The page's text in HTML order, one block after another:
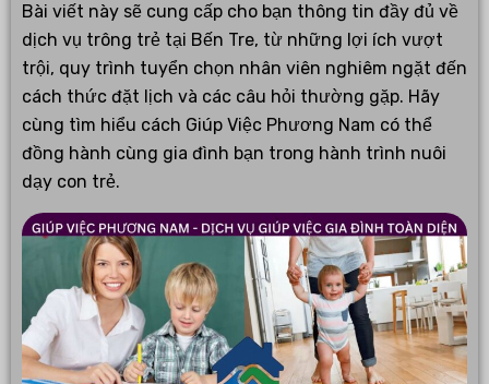
Bài viết này sẽ cung cấp cho bạn thông tin đầy đủ về
dịch vụ trông trẻ tại Bến Tre, từ những lợi ích vượt
trội, quy trình tuyển chọn nhân viên nghiêm ngặt đến
cách thức đặt lịch và các câu hỏi thường gặp. Hãy
cùng tìm hiểu cách Giúp Việc Phương Nam có thể
đồng hành cùng gia đình bạn trong hành trình nuôi
dạy con trẻ.